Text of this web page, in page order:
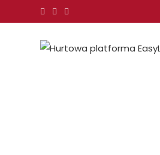
treści